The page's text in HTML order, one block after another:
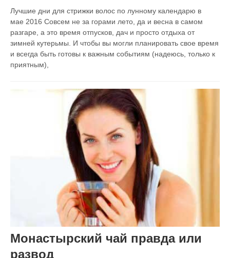
Лучшие дни для стрижки волос по лунному календарю в
мае 2016 Совсем не за горами лето, да и весна в самом
разгаре, а это время отпусков, дач и просто отдыха от
зимней кутерьмы. И чтобы вы могли планировать свое время
и всегда быть готовы к важным событиям (надеюсь, только к
приятным),
Монастырский чай правда или
развод